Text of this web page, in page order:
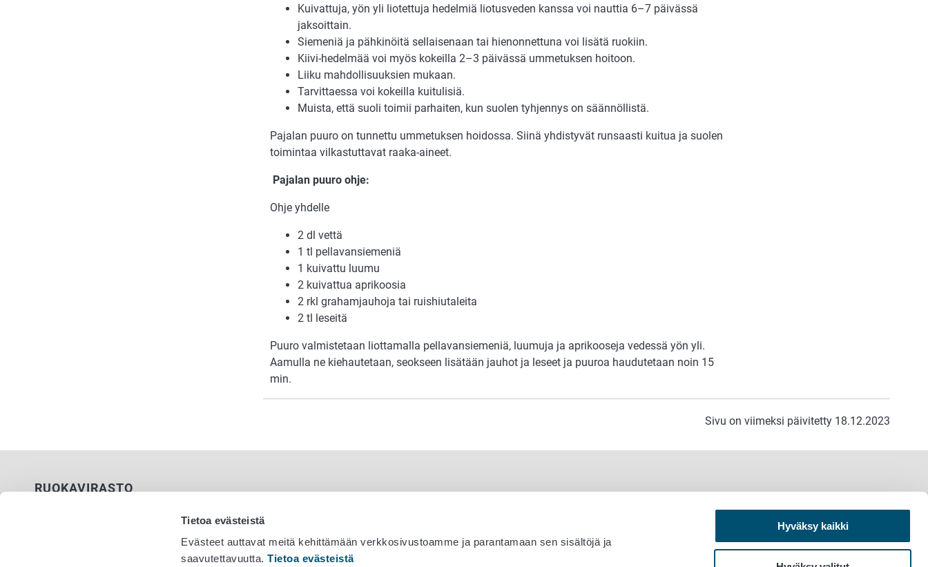
Tietoa evästeistä
Evästeet auttavat meitä kehittämään verkkosivustoamme ja parantamaan sen sisältöjä ja
saavutettavuutta.Tietoa evästeistä
Hyväksy kaikki
Kuivattuja, yön yli liotettuja hedelmiä liotusveden kanssa voi nauttia 6–7 päivässä
jaksoittain.
Siemeniä ja pähkinöitä sellaisenaan tai hienonnettuna voi lisätä ruokiin.
Kiivi-hedelmää voi myös kokeilla 2–3 päivässä ummetuksen hoitoon.
Liiku mahdollisuuksien mukaan.
Tarvittaessa voi kokeilla kuitulisiä.
Muista, että suoli toimii parhaiten, kun suolen tyhjennys on säännöllistä.
Pajalan puuro on tunnettu ummetuksen hoidossa. Siinä yhdistyvät runsaasti kuitua ja suolen
toimintaa vilkastuttavat raaka-aineet.
Pajalan puuro ohje:
Ohje yhdelle
2 dl vettä
1 tl pellavansiemeniä
1 kuivattu luumu
2 kuivattua aprikoosia
2 rkl grahamjauhoja tai ruishiutaleita
2 tl leseitä
Puuro valmistetaan liottamalla pellavansiemeniä, luumuja ja aprikooseja vedessä yön yli.
Aamulla ne kiehautetaan, seokseen lisätään jauhot ja leseet ja puuroa haudutetaan noin 15
min.
Sivu on viimeksi päivitetty 18.12.2023
RUOKAVIRASTO